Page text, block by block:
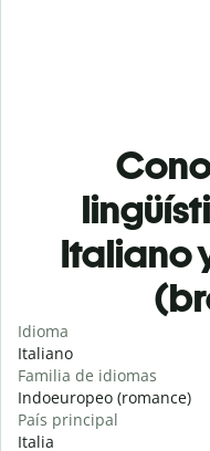
Italiano
Idioma
Italiano
Familia de idiomas
Indoeuropeo (romance)
País principal
Italia